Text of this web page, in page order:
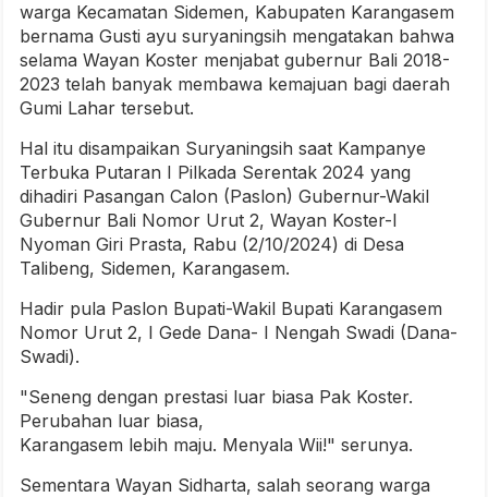
warga Kecamatan Sidemen, Kabupaten Karangasem
bernama Gusti ayu suryaningsih mengatakan bahwa
selama Wayan Koster menjabat gubernur Bali 2018-
2023 telah banyak membawa kemajuan bagi daerah
Gumi Lahar tersebut.
Hal itu disampaikan Suryaningsih saat Kampanye
Terbuka Putaran I Pilkada Serentak 2024 yang
dihadiri Pasangan Calon (Paslon) Gubernur-Wakil
Gubernur Bali Nomor Urut 2, Wayan Koster-I
Nyoman Giri Prasta, Rabu (2/10/2024) di Desa
Talibeng, Sidemen, Karangasem.
Hadir pula Paslon Bupati-Wakil Bupati Karangasem
Nomor Urut 2, I Gede Dana- I Nengah Swadi (Dana-
Swadi).
"Seneng dengan prestasi luar biasa Pak Koster.
Perubahan luar biasa,
Karangasem lebih maju. Menyala Wii!" serunya.
Sementara Wayan Sidharta, salah seorang warga